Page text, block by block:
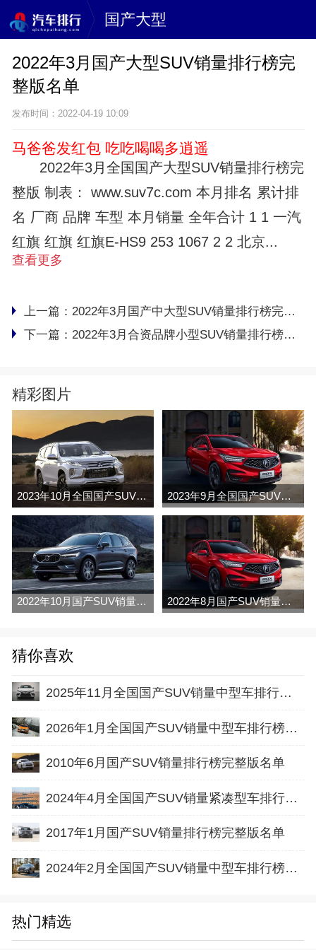
国产大型
2022年3月国产大型SUV销量排行榜完
整版名单
发布时间：2022-04-19 10:09
马爸爸发红包 吃吃喝喝多逍遥
2022年3月全国国产大型SUV销量排行榜完
整版 制表： www.suv7c.com 本月排名 累计排
名 厂商 品牌 车型 本月销量 全年合计 1 1 一汽
红旗 红旗 红旗E-HS9 253 1067 2 2 北京...
查看更多
上一篇： 2022年3月国产中大型SUV销量排行榜完整版名单
下一篇： 2022年3月合资品牌小型SUV销量排行榜完整版名单
精彩图片
2023年10月全国国产SUV销量排行榜完整版(零售量 2023年9月全国国产SUV销量排行榜完整版(零售量
2022年10月国产SUV销量排行榜（零售 2022年8月国产SUV销量排行榜完整版名单
猜你喜欢
2025年11月全国国产SUV销量中型车排行榜完整版(零售量
2026年1月全国国产SUV销量中型车排行榜完整版(零售量
2010年6月国产SUV销量排行榜完整版名单
2024年4月全国国产SUV销量紧凑型车排行榜完整版(批发量
2017年1月国产SUV销量排行榜完整版名单
2024年2月全国国产SUV销量中型车排行榜完整版(批发量
热门精选